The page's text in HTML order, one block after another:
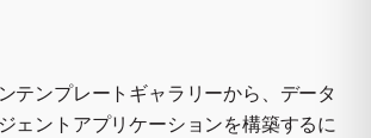
テンプレートギャラリーから、データ
ェントアプリケーションを構築するに